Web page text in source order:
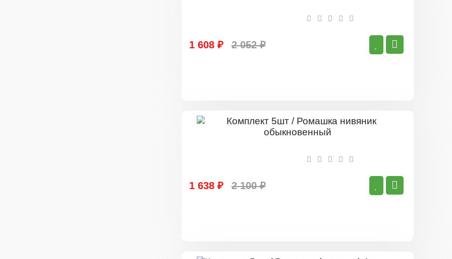
1 608 ₽ 2 052 ₽
1 638 ₽ 2 100 ₽